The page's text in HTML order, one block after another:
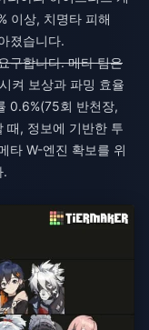
이상, 치명타 피해
졌습니다.
구합니다. 메타 팀은
켜 보상과 파밍 효율
0.6%(75회 반천장,
때, 정보에 기반한 투
타 W-엔진 확보를 위
.